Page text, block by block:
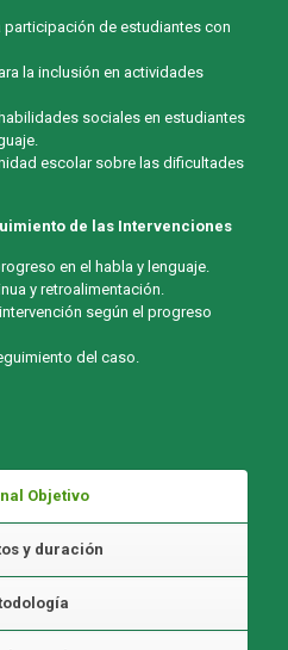
participación de estudiantes con
la inclusión en actividades
sociales en estudiantes
escolar sobre las dificultades
de las Intervenciones
en el habla y lenguaje.
y retroalimentación.
según el progreso
del caso.
Objetivo
y duración